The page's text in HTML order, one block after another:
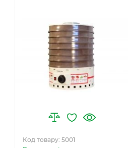
Код товару: 5001